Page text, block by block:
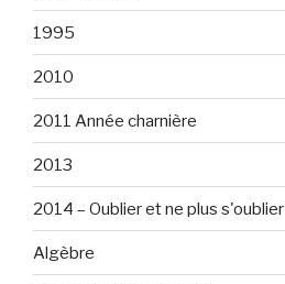
1995
2010
2011 Année charnière
2013
2014 – Oublier et ne plus s'oublier
Algèbre